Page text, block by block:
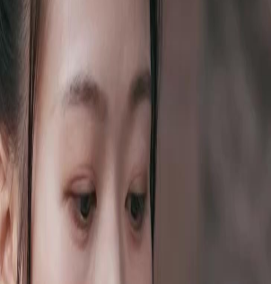
cet épisode
SAINT TERRIBLE
du Sanctuaire, révélant une alliance avec le Démon de
Forte implorant pitié sont épargnés, mais leur secte est
note une ressemblance troublante entre le regard de
Sainte est-elle vraiment ce qu'elle semble être, ou y a-
?